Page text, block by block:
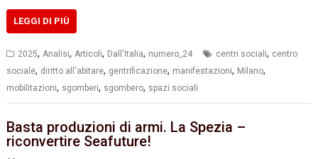
LEGGI DI PIÙ
2025,Analisi,Articoli, Dall'Italia, numero_24 centri sociali, centro
sociale, diritto all'abitare, gentrificazione, manifestazioni, Milano,
mobilitazioni, sgomberi, sgombero, spazi sociali
Basta produzioni di armi. La Spezia –
riconvertire Seafuture!